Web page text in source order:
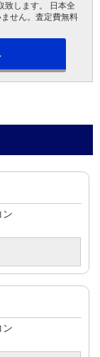
致します。 日本全
せん。査定費無料
ン
ン